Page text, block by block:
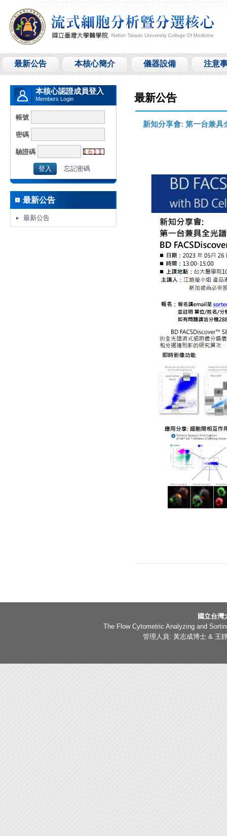
最新公告 本核心簡介 儀器設備 注意
本核心認證成員登入
Members Login
帳號
密碼
驗證碼
忘記密碼
最新公告
最新公告
最新公告
新知分享會: 第一台兼
國立台灣
The Flow Cytometric Analyzing and
管理人員: 黃志成博士 & 王